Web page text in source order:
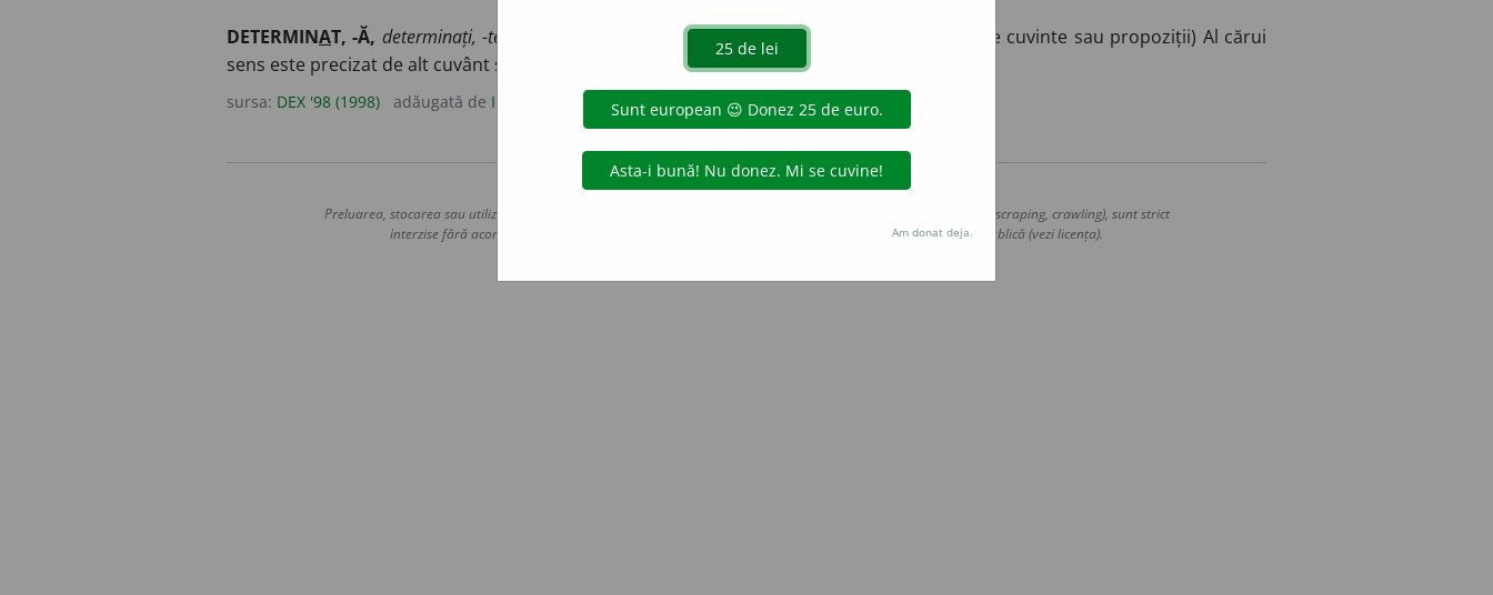
DETERMINAT, -Ă, determinați, -te, Care a fost precizat, care a fost stabilit.
(Despre cuvinte sau propoziții) Al cărui
sens este precizat de alt cuvânt sau de altă propoziție. –V.determina.
sursa: DEX '98 (1998) adăugată de IoanSoleriu acțiuni
Copyright © 2004-2026 dexonline (https://dexonline.ro)
Preluarea, stocarea sau utilizarea datelor de pe acest site, inclusiv prin orice metode de extragere automată (web scraping, crawling), sunt strict
interzise fără acordul nostru prealabil scris, cu excepția seturilor de date oferite oficial spre utilizare publică (vezi licența).
Am donat deja.